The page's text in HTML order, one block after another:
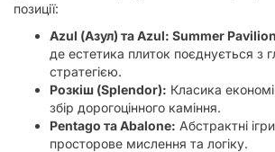
позиції:
Azul (Азул) та Azul: Summer
де естетика плиток поєднується з
стратегією.
Розкіш (Splendor): Класика
збір дорогоцінного каміння.
Pentago та Abalone: Абстрактні
просторове мислення та логіку.